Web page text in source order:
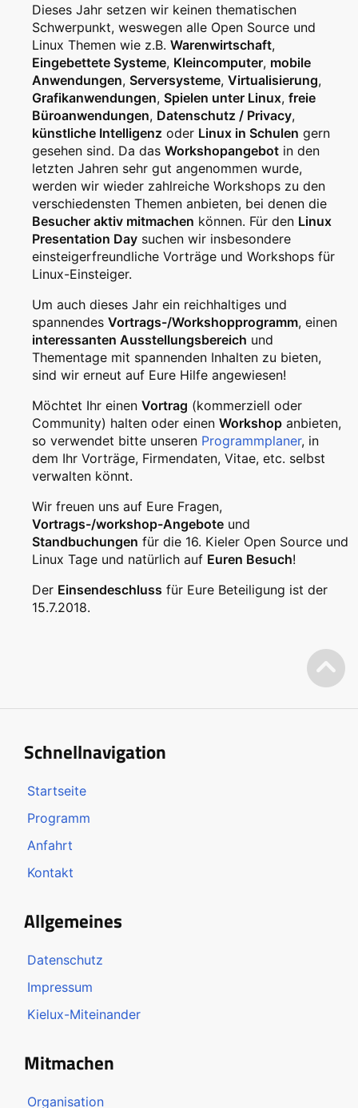
Dieses Jahr setzen wir keinen thematischen
Schwerpunkt, weswegen alle Open Source und
Linux Themen wie z.B. Warenwirtschaft,
Eingebettete Systeme, Kleincomputer, mobile
Anwendungen, Serversysteme, Virtualisierung,
Grafikanwendungen, Spielen unter Linux, freie
Büroanwendungen, Datenschutz / Privacy,
künstliche Intelligenz oder Linux in Schulen gern
gesehen sind. Da das Workshopangebot in den
letzten Jahren sehr gut angenommen wurde,
werden wir wieder zahlreiche Workshops zu den
verschiedensten Themen anbieten, bei denen die
Besucher aktiv mitmachen können. Für den Linux
Presentation Day suchen wir insbesondere
einsteigerfreundliche Vorträge und Workshops für
Linux-Einsteiger.
Um auch dieses Jahr ein reichhaltiges und
spannendes Vortrags-/Workshopprogramm, einen
interessanten Ausstellungsbereich und
Thementage mit spannenden Inhalten zu bieten,
sind wir erneut auf Eure Hilfe angewiesen!
Möchtet Ihr einen Vortrag (kommerziell oder
Community) halten oder einen Workshop anbieten,
so verwendet bitte unseren Programmplaner, in
dem Ihr Vorträge, Firmendaten, Vitae, etc. selbst
verwalten könnt.
Wir freuen uns auf Eure Fragen,
Vortrags-/workshop-Angebote und
Standbuchungen für die 16. Kieler Open Source und
Linux Tage und natürlich auf Euren Besuch!
Der Einsendeschluss für Eure Beteiligung ist der
15.7.2018.
Schnellnavigation
Startseite
Programm
Anfahrt
Kontakt
Allgemeines
Datenschutz
Impressum
Kielux-Miteinander
Mitmachen
Organisation